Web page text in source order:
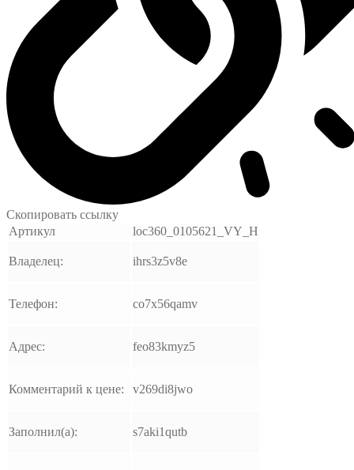
Скопировать ссылку
Артикул
loc360_0105621_VY_H
Владелец: ihrs3z5v8e
Телефон: co7x56qamv
Адрес: feo83kmyz5
Комментарий к цене: v269di8jwo
Заполнил(а): s7aki1qutb